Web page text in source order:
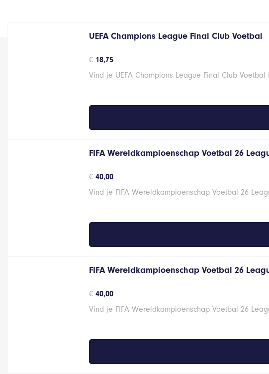
UEFA Champions League Final Club Voetbal
€ 18,75
Vind je UEFA Champions League Final Club
FIFA Wereldkampioenschap Voetbal 26
€ 40,00
Vind je FIFA Wereldkampioenschap Voetbal 26
FIFA Wereldkampioenschap Voetbal 26
€ 40,00
Vind je FIFA Wereldkampioenschap Voetbal 26